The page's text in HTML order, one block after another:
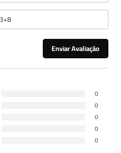
0
0
0
0
0